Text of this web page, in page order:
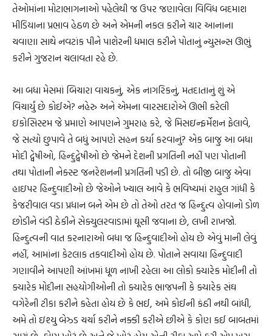
તેઓમાંના મોટાભાગનાઓ પહેલેથી જ ઉપર જણાવેલા વિવિધ બદમાશ
મીડિયાના પ્રભાવ હેઠળ છે અને એમની નકલ કરીને ચાર આનાના
ચવાણા સાથે નવટાંક પીને પાશેરની ધમાલ કરીને પોતાનું ન્યુસન્સ ઊભું
કરીને ગુજરાન ચલાવતા રહે છે.
આ બધા મેસમાં બિચારા વાચકનું, એક નાગરિકનું, મતદાતાનું શું એ
વિચાર્યું છે કોઈએ? નહેરુ અને એમના વારસદારોએ ઊભી કરેલી
ઇકોસિસ્ટમ જે પ્રમાણે આપણને ગુમરાહ કરે, જે મિસઇન્ફર્મેશન ફેલાવે,
જે સત્યો છુપાવે તે બધું આપણે સહન કર્યા કરવાનું? એક બાજુ આ બધા
મોદી દ્વેષીઓ, હિન્દુદ્વેષીઓ છે જેમને દેશની પ્રગતિની નહીં પણ પોતાની
તથા પોતાની નેક્સ્ટ જનરેશનની પ્રગતિની પડી છે. તો બીજી બાજુ એવા
હાઇપર હિન્દુવાદીઓ છે જેઓને ખ્યાલ આવે કે ભવિષ્યમાં રાહુલ ગાંધી કે
કેજરીવાલ વડા પ્રધાન બને એમ છે તો તેઓ તરત જ હિન્દુત્વ હોવાનો ડોળ
છોડીને વંડી ઠેકીને સેક્યુલરવાડામાં ઘૂસી જવાના છે, લખી રાખજો.
હિન્દુત્વની વાત કરનારાઓ બધા જ હિન્દુવાદીઓ હોય છે એવું માની લેવું
નહીં, આમાંના કેટલાક તકવાદીઓ હોય છે. પોતાને સવાયા હિન્દુવાદી
ગણાવીને આપણી આંખમાં ધૂળ નાખી રહેલા આ લોકો ક્યારેક મોદીની તો
ક્યારેક મોદીના સહયોગીઓની તો ક્યારેક ભાજપની કે ક્યારેક સંઘ
વગેરેની ટીકા કરીને કહેતા હોય છે કે ભઈ, અમે કોઈની કંઠી નથી બાંધી,
અમે તો ઇશ્યુ બેઝ્ડ ચર્ચા કરીને નક્કી કરીએ છીએ કે કોણ કઈ બાબતમાં